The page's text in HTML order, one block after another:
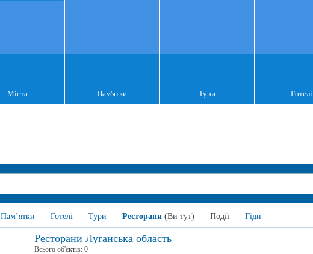
Міста Пам'ятки Тури Готелі
Пам`ятки — Готелі — Тури — Ресторани (Ви тут) — Події — Гіди
Ресторани Луганська область
Всього об'єктів: 0